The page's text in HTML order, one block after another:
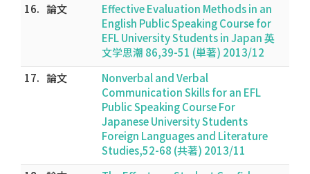
16. 論文
Effective Evaluation Methods in an
English Public Speaking Course for
EFL University Students in Japan 英
文学思潮 86,39-51 (単著) 2013/12
17. 論文
Nonverbal and Verbal
Communication Skills for an EFL
Public Speaking Course For
Japanese University Students
Foreign Languages and Literature
Studies,52-68 (共著) 2013/11